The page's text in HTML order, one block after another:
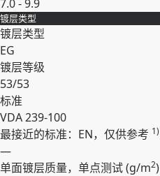
7.0 - 9.9
展开
镀层类型
镀层类型
EG
镀层等级
53/53
标准
VDA 239-100
最接近的标准：EN，仅供参考 1)
—
单面镀层质量，单点测试 (g/m2)